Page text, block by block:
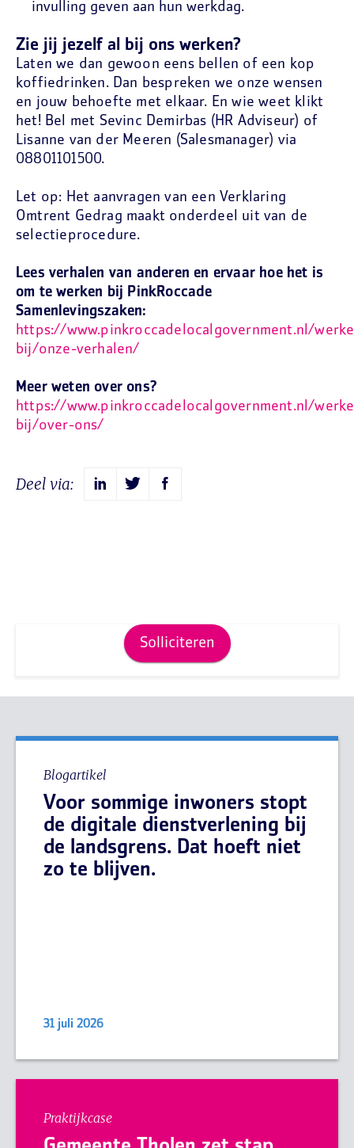
invulling geven aan hun werkdag.
Zie jij jezelf al bij ons werken?
Laten we dan gewoon eens bellen of een kop
koffiedrinken. Dan bespreken we onze wensen
en jouw behoefte met elkaar. En wie weet klikt
het! Bel met Sevinc Demirbas (HR Adviseur) of
Lisanne van der Meeren (Salesmanager) via
08801101500.
Let op: Het aanvragen van een Verklaring
Omtrent Gedrag maakt onderdeel uit van de
selectieprocedure.
Lees verhalen van anderen en ervaar hoe het is
om te werken bij PinkRoccade
Samenlevingszaken:
https://www.pinkroccadelocalgovernment.nl/
bij/onze-verhalen/
Meer weten over ons?
https://www.pinkroccadelocalgovernment.nl/
bij/over-ons/
Deel via:
Solliciteren
Blogartikel
Voor sommige inwoners stopt
de digitale dienstverlening bij
de landsgrens. Dat hoeft niet
zo te blijven.
31 juli 2026
Praktijkcase